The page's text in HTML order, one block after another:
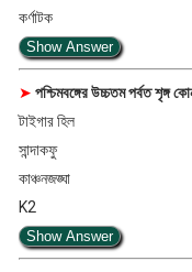
কর্ণাটক
Show Answer
➤ পশ্চিমবঙ্গের উচ্চতম পর্বত শৃঙ্গ
টাইগার হিল
সান্দাকফু
কাঞ্চনজঙ্ঘা
K2
Show Answer